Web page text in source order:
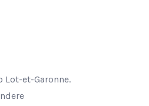
et-Garonne.